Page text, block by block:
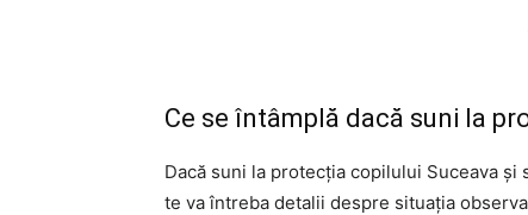
Ce se întâmplă dacă suni la
Dacă suni la protecția copilului Suceava
te va întreba detalii despre situația